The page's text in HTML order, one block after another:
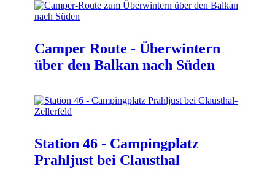
Camper Route - Überwintern
über den Balkan nach Süden
Station 46 - Campingplatz
Prahljust bei Clausthal